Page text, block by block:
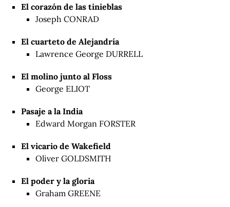
El corazón de las tinieblas
Joseph CONRAD
El cuarteto de Alejandría
Lawrence George DURRELL
El molino junto al Floss
George ELIOT
Pasaje a la India
Edward Morgan FORSTER
El vicario de Wakefield
Oliver GOLDSMITH
El poder y la gloria
Graham GREENE